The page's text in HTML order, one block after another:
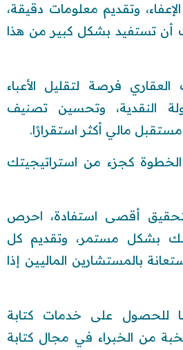
وتقديم معلومات دقيقة،
أن تستفيد بشكل كبير من هذا
فرصة لتقليل الأعباء
النقدية، وتحسين تصنيف
مستقبل مالي أكثر استقرارًا.
كجزء من استراتيجيتك
أقصى استفادة، احرص
بشكل مستمر، وتقديم كل
بالمستشارين الماليين إذا
للحصول على خدمات كتابة
من الخبراء في مجال كتابة